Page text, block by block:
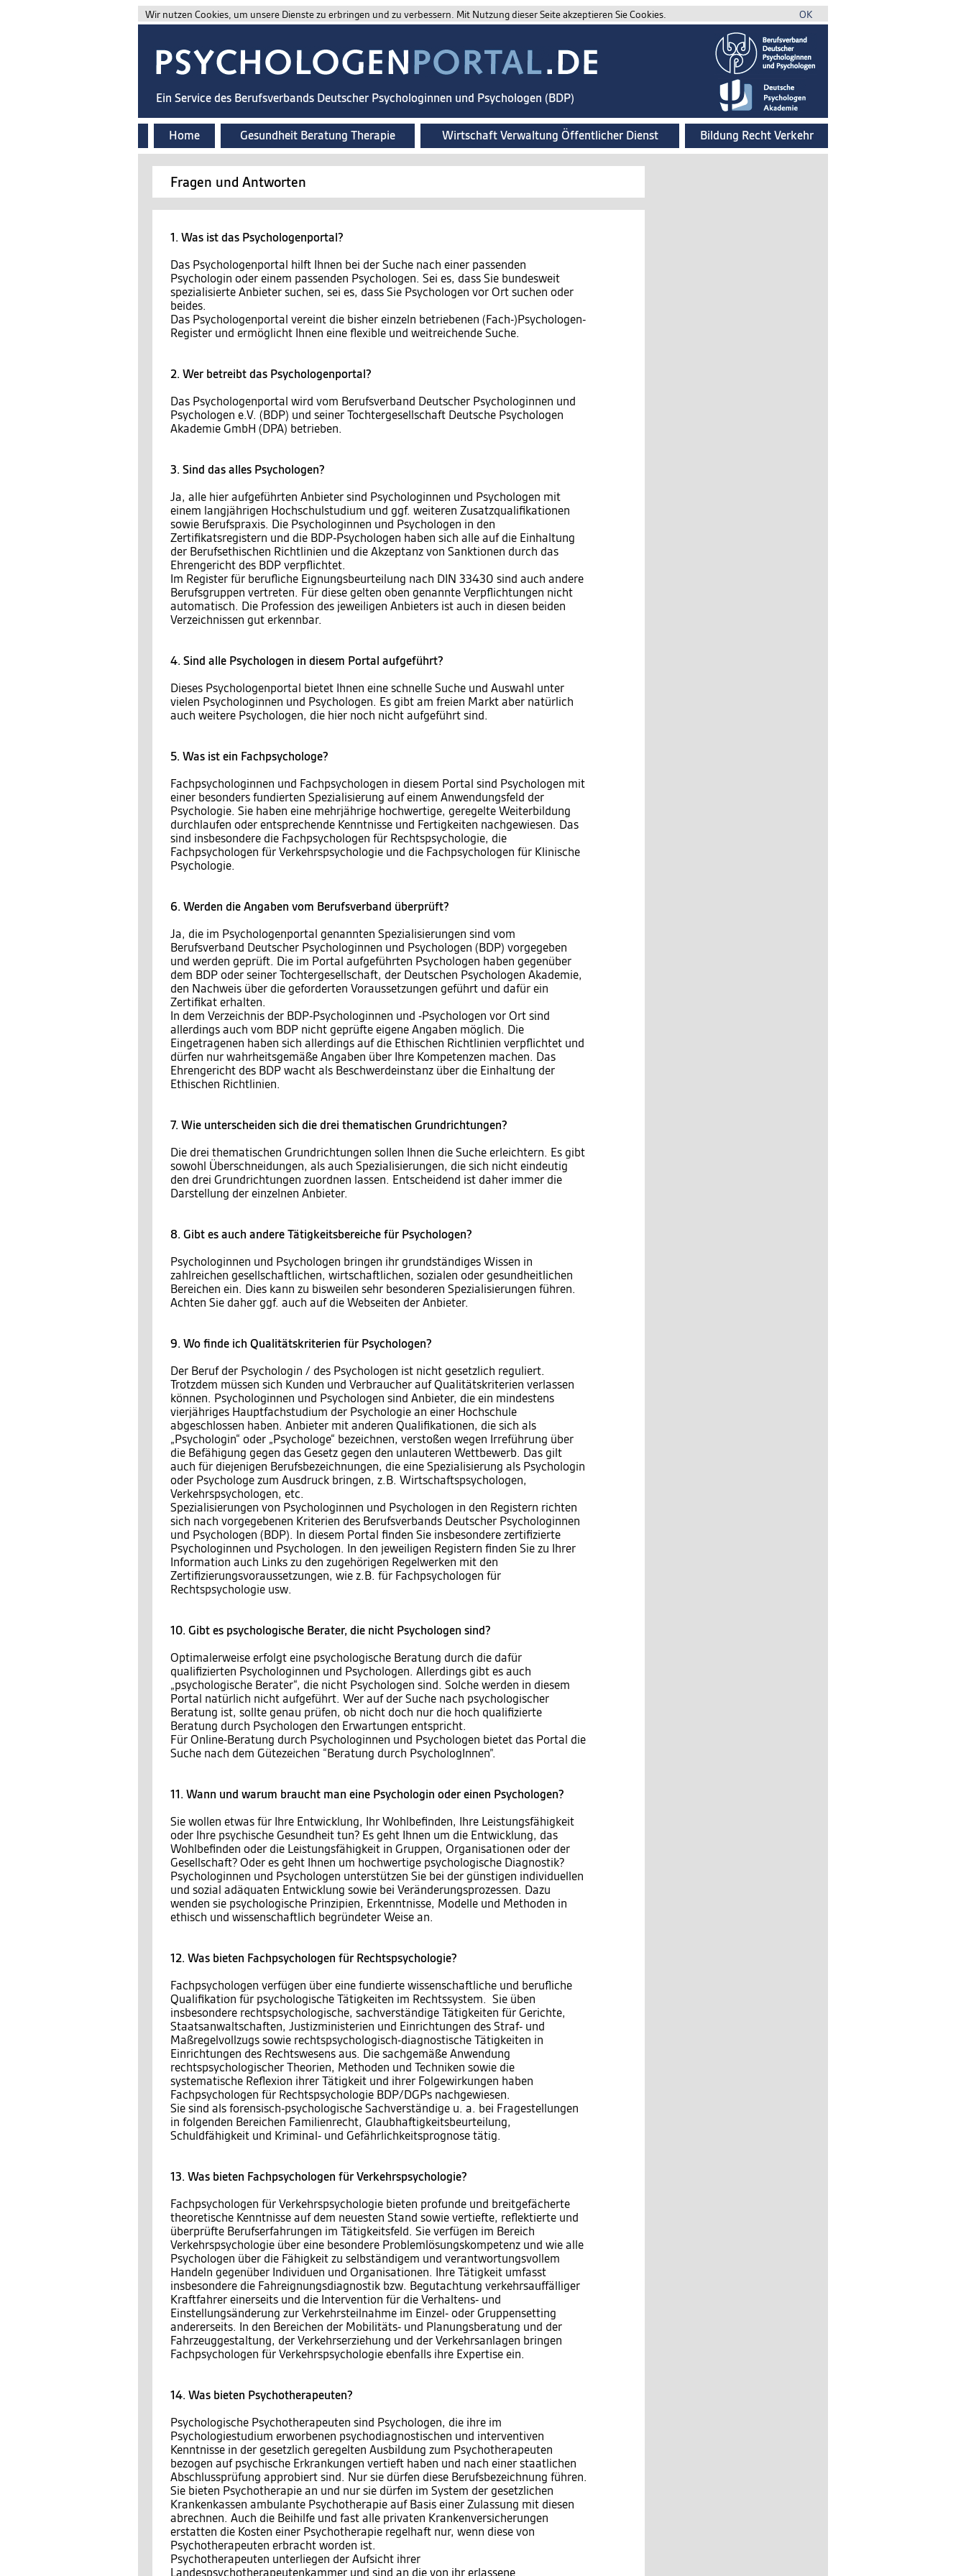
Wir nutzen Cookies, um unsere Dienste zu erbringen und zu verbessern. Mit Nutzung dieser Seite akzeptieren Sie Cookies. OK
Ein Service des Berufsverbands Deutscher Psychologinnen und Psychologen (BDP)
Home Gesundheit Beratung Therapie Wirtschaft Verwaltung Öffentlicher Dienst Bildung Recht Verkehr
Fragen und Antworten
1. Was ist das Psychologenportal?
Das Psychologenportal hilft Ihnen bei der Suche nach einer passenden
Psychologin oder einem passenden Psychologen. Sei es, dass Sie bundesweit
spezialisierte Anbieter suchen, sei es, dass Sie Psychologen vor Ort suchen oder
beides.
Das Psychologenportal vereint die bisher einzeln betriebenen (Fach-)Psychologen-
Register und ermöglicht Ihnen eine flexible und weitreichende Suche.
2. Wer betreibt das Psychologenportal?
Das Psychologenportal wird vom Berufsverband Deutscher Psychologinnen und
Psychologen e.V. (BDP) und seiner Tochtergesellschaft Deutsche Psychologen
Akademie GmbH (DPA) betrieben.
3. Sind das alles Psychologen?
Ja, alle hier aufgeführten Anbieter sind Psychologinnen und Psychologen mit
einem langjährigen Hochschulstudium und ggf. weiteren Zusatzqualifikationen
sowie Berufspraxis. Die Psychologinnen und Psychologen in den
Zertifikatsregistern und die BDP-Psychologen haben sich alle auf die Einhaltung
der Berufsethischen Richtlinien und die Akzeptanz von Sanktionen durch das
Ehrengericht des BDP verpflichtet.
Im Register für berufliche Eignungsbeurteilung nach DIN 33430 sind auch andere
Berufsgruppen vertreten. Für diese gelten oben genannte Verpflichtungen nicht
automatisch. Die Profession des jeweiligen Anbieters ist auch in diesen beiden
Verzeichnissen gut erkennbar.
4. Sind alle Psychologen in diesem Portal aufgeführt?
Dieses Psychologenportal bietet Ihnen eine schnelle Suche und Auswahl unter
vielen Psychologinnen und Psychologen. Es gibt am freien Markt aber natürlich
auch weitere Psychologen, die hier noch nicht aufgeführt sind.
5. Was ist ein Fachpsychologe?
Fachpsychologinnen und Fachpsychologen in diesem Portal sind Psychologen mit
einer besonders fundierten Spezialisierung auf einem Anwendungsfeld der
Psychologie. Sie haben eine mehrjährige hochwertige, geregelte Weiterbildung
durchlaufen oder entsprechende Kenntnisse und Fertigkeiten nachgewiesen. Das
sind insbesondere die Fachpsychologen für Rechtspsychologie, die
Fachpsychologen für Verkehrspsychologie und die Fachpsychologen für Klinische
Psychologie.
6. Werden die Angaben vom Berufsverband überprüft?
Ja, die im Psychologenportal genannten Spezialisierungen sind vom
Berufsverband Deutscher Psychologinnen und Psychologen (BDP) vorgegeben
und werden geprüft. Die im Portal aufgeführten Psychologen haben gegenüber
dem BDP oder seiner Tochtergesellschaft, der Deutschen Psychologen Akademie,
den Nachweis über die geforderten Voraussetzungen geführt und dafür ein
Zertifikat erhalten.
In dem Verzeichnis der BDP-Psychologinnen und -Psychologen vor Ort sind
allerdings auch vom BDP nicht geprüfte eigene Angaben möglich. Die
Eingetragenen haben sich allerdings auf die Ethischen Richtlinien verpflichtet und
dürfen nur wahrheitsgemäße Angaben über Ihre Kompetenzen machen. Das
Ehrengericht des BDP wacht als Beschwerdeinstanz über die Einhaltung der
Ethischen Richtlinien.
7. Wie unterscheiden sich die drei thematischen Grundrichtungen?
Die drei thematischen Grundrichtungen sollen Ihnen die Suche erleichtern. Es gibt
sowohl Überschneidungen, als auch Spezialisierungen, die sich nicht eindeutig
den drei Grundrichtungen zuordnen lassen. Entscheidend ist daher immer die
Darstellung der einzelnen Anbieter.
8. Gibt es auch andere Tätigkeitsbereiche für Psychologen?
Psychologinnen und Psychologen bringen ihr grundständiges Wissen in
zahlreichen gesellschaftlichen, wirtschaftlichen, sozialen oder gesundheitlichen
Bereichen ein. Dies kann zu bisweilen sehr besonderen Spezialisierungen führen.
Achten Sie daher ggf. auch auf die Webseiten der Anbieter.
9. Wo finde ich Qualitätskriterien für Psychologen?
Der Beruf der Psychologin / des Psychologen ist nicht gesetzlich reguliert.
Trotzdem müssen sich Kunden und Verbraucher auf Qualitätskriterien verlassen
können. Psychologinnen und Psychologen sind Anbieter, die ein mindestens
vierjähriges Hauptfachstudium der Psychologie an einer Hochschule
abgeschlossen haben. Anbieter mit anderen Qualifikationen, die sich als
„Psychologin“ oder „Psychologe“ bezeichnen, verstoßen wegen Irreführung über
die Befähigung gegen das Gesetz gegen den unlauteren Wettbewerb. Das gilt
auch für diejenigen Berufsbezeichnungen, die eine Spezialisierung als Psychologin
oder Psychologe zum Ausdruck bringen, z.B. Wirtschaftspsychologen,
Verkehrspsychologen, etc.
Spezialisierungen von Psychologinnen und Psychologen in den Registern richten
sich nach vorgegebenen Kriterien des Berufsverbands Deutscher Psychologinnen
und Psychologen (BDP). In diesem Portal finden Sie insbesondere zertifizierte
Psychologinnen und Psychologen. In den jeweiligen Registern finden Sie zu Ihrer
Information auch Links zu den zugehörigen Regelwerken mit den
Zertifizierungsvoraussetzungen, wie z.B. für Fachpsychologen für
Rechtspsychologie usw.
10. Gibt es psychologische Berater, die nicht Psychologen sind?
Optimalerweise erfolgt eine psychologische Beratung durch die dafür
qualifizierten Psychologinnen und Psychologen. Allerdings gibt es auch
„psychologische Berater“, die nicht Psychologen sind. Solche werden in diesem
Portal natürlich nicht aufgeführt. Wer auf der Suche nach psychologischer
Beratung ist, sollte genau prüfen, ob nicht doch nur die hoch qualifizierte
Beratung durch Psychologen den Erwartungen entspricht.
Für Online-Beratung durch Psychologinnen und Psychologen bietet das Portal die
Suche nach dem Gütezeichen “Beratung durch PsychologInnen”.
11. Wann und warum braucht man eine Psychologin oder einen Psychologen?
Sie wollen etwas für Ihre Entwicklung, Ihr Wohlbefinden, Ihre Leistungsfähigkeit
oder Ihre psychische Gesundheit tun? Es geht Ihnen um die Entwicklung, das
Wohlbefinden oder die Leistungsfähigkeit in Gruppen, Organisationen oder der
Gesellschaft? Oder es geht Ihnen um hochwertige psychologische Diagnostik?
Psychologinnen und Psychologen unterstützen Sie bei der günstigen individuellen
und sozial adäquaten Entwicklung sowie bei Veränderungsprozessen. Dazu
wenden sie psychologische Prinzipien, Erkenntnisse, Modelle und Methoden in
ethisch und wissenschaftlich begründeter Weise an.
12. Was bieten Fachpsychologen für Rechtspsychologie?
Fachpsychologen verfügen über eine fundierte wissenschaftliche und berufliche
Qualifikation für psychologische Tätigkeiten im Rechtssystem. Sie üben
insbesondere rechtspsychologische, sachverständige Tätigkeiten für Gerichte,
Staatsanwaltschaften, Justizministerien und Einrichtungen des Straf- und
Maßregelvollzugs sowie rechtspsychologisch-diagnostische Tätigkeiten in
Einrichtungen des Rechtswesens aus. Die sachgemäße Anwendung
rechtspsychologischer Theorien, Methoden und Techniken sowie die
systematische Reflexion ihrer Tätigkeit und ihrer Folgewirkungen haben
Fachpsychologen für Rechtspsychologie BDP/DGPs nachgewiesen.
Sie sind als forensisch-psychologische Sachverständige u. a. bei Fragestellungen
in folgenden Bereichen Familienrecht, Glaubhaftigkeitsbeurteilung,
Schuldfähigkeit und Kriminal- und Gefährlichkeitsprognose tätig.
13. Was bieten Fachpsychologen für Verkehrspsychologie?
Fachpsychologen für Verkehrspsychologie bieten profunde und breitgefächerte
theoretische Kenntnisse auf dem neuesten Stand sowie vertiefte, reflektierte und
überprüfte Berufserfahrungen im Tätigkeitsfeld. Sie verfügen im Bereich
Verkehrspsychologie über eine besondere Problemlösungskompetenz und wie alle
Psychologen über die Fähigkeit zu selbständigem und verantwortungsvollem
Handeln gegenüber Individuen und Organisationen. Ihre Tätigkeit umfasst
insbesondere die Fahreignungsdiagnostik bzw. Begutachtung verkehrsauffälliger
Kraftfahrer einerseits und die Intervention für die Verhaltens- und
Einstellungsänderung zur Verkehrsteilnahme im Einzel- oder Gruppensetting
andererseits. In den Bereichen der Mobilitäts- und Planungsberatung und der
Fahrzeuggestaltung, der Verkehrserziehung und der Verkehrsanlagen bringen
Fachpsychologen für Verkehrspsychologie ebenfalls ihre Expertise ein.
14. Was bieten Psychotherapeuten?
Psychologische Psychotherapeuten sind Psychologen, die ihre im
Psychologiestudium erworbenen psychodiagnostischen und interventiven
Kenntnisse in der gesetzlich geregelten Ausbildung zum Psychotherapeuten
bezogen auf psychische Erkrankungen vertieft haben und nach einer staatlichen
Abschlussprüfung approbiert sind. Nur sie dürfen diese Berufsbezeichnung führen.
Sie bieten Psychotherapie an und nur sie dürfen im System der gesetzlichen
Krankenkassen ambulante Psychotherapie auf Basis einer Zulassung mit diesen
abrechnen. Auch die Beihilfe und fast alle privaten Krankenversicherungen
erstatten die Kosten einer Psychotherapie regelhaft nur, wenn diese von
Psychotherapeuten erbracht worden ist.
Psychotherapeuten unterliegen der Aufsicht ihrer
Landespsychotherapeutenkammer und sind an die von ihr erlassene